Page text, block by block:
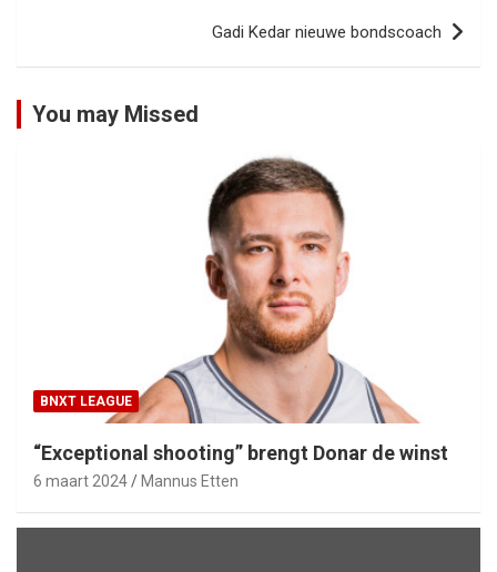
Gadi Kedar nieuwe bondscoach
You may Missed
BNXT LEAGUE
“Exceptional shooting” brengt Donar de winst
6 maart 2024 Mannus Etten